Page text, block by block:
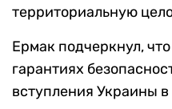
территориальную
Ермак подчеркнул,
гарантиях
вступления Украины